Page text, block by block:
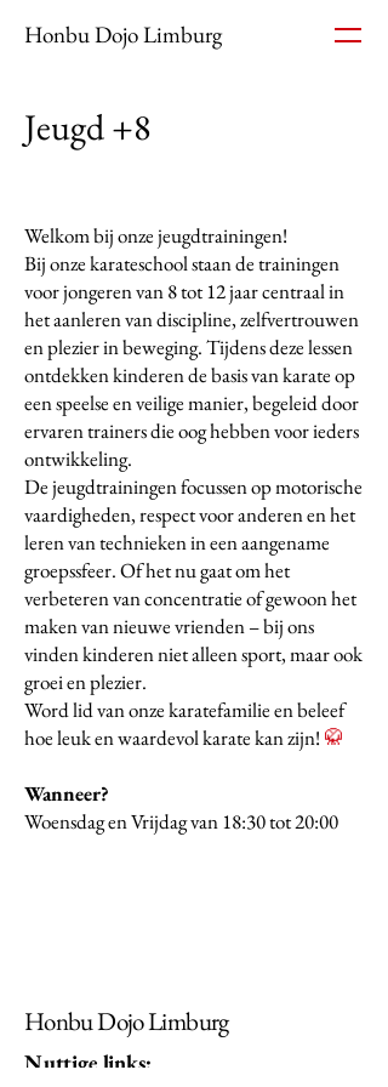
Honbu Dojo Limburg
Jeugd +8
Welkom bij onze jeugdtrainingen!
Bij onze karateschool staan de trainingen
voor jongeren van 8 tot 12 jaar centraal in
het aanleren van discipline, zelfvertrouwen
en plezier in beweging. Tijdens deze lessen
ontdekken kinderen de basis van karate op
een speelse en veilige manier, begeleid door
ervaren trainers die oog hebben voor ieders
ontwikkeling.
De jeugdtrainingen focussen op motorische
vaardigheden, respect voor anderen en het
leren van technieken in een aangename
groepssfeer. Of het nu gaat om het
verbeteren van concentratie of gewoon het
maken van nieuwe vrienden – bij ons
vinden kinderen niet alleen sport, maar ook
groei en plezier.
Word lid van onze karatefamilie en beleef
hoe leuk en waardevol karate kan zijn! 🥋
Wanneer?
Woensdag en Vrijdag van 18:30 tot 20:00
Honbu Dojo Limburg
Nuttige links: